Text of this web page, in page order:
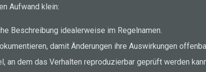
Aufwand klein:
Beschreibung idealerweise im Regelnamen.
damit Änderungen ihre Auswirkungen
an dem das Verhalten reproduzierbar geprüft werden